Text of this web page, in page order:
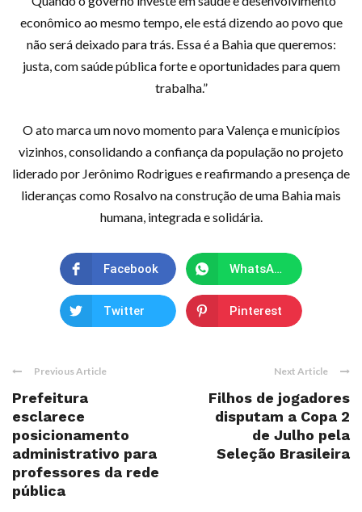
econômico ao mesmo tempo, ele está dizendo ao povo que
não será deixado para trás. Essa é a Bahia que queremos:
justa, com saúde pública forte e oportunidades para quem
trabalha.”
O ato marca um novo momento para Valença e municípios
vizinhos, consolidando a confiança da população no projeto
liderado por Jerônimo Rodrigues e reafirmando a presença de
lideranças como Rosalvo na construção de uma Bahia mais
humana, integrada e solidária.
Facebook WhatsApp
Twitter Pinterest
Previous Article
Prefeitura
esclarece
posicionamento
administrativo para
professores da rede
pública
Next Article
Filhos de jogadores
disputam a Copa 2
de Julho pela
Seleção Brasileira